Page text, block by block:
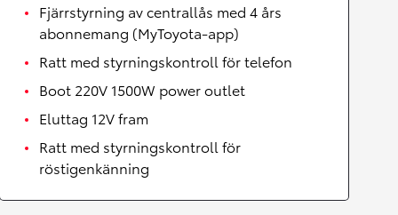
Fjärrstyrning av centrallås med 4 års
abonnemang (MyToyota-app)
Ratt med styrningskontroll för telefon
Boot 220V 1500W power outlet
Eluttag 12V fram
Ratt med styrningskontroll för
röstigenkänning